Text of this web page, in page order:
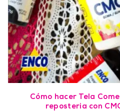
Cómo hacer Tela
reposteria con